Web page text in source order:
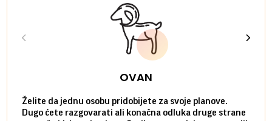
OVAN
Želite da jednu osobu pridobijete za svoje planove.
Dugo ćete razgovarati ali konačna odluka druge strane